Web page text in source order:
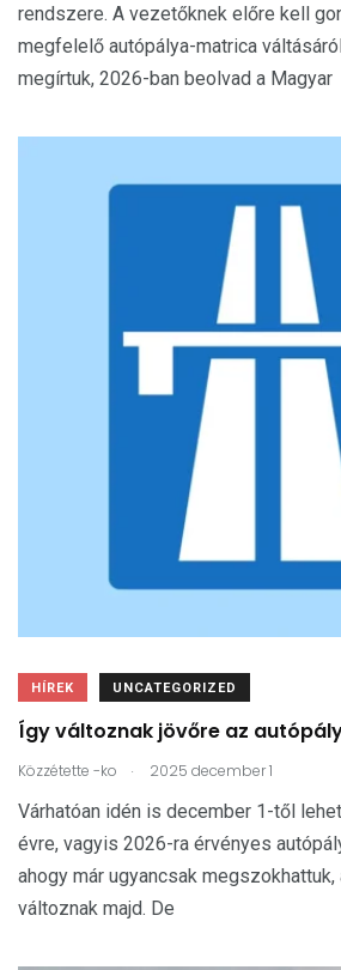
rendszere. A vezetőknek előre kell
megfelelő autópálya-matrica
megírtuk, 2026-ban beolvad a Magyar
HÍREK UNCATEGORIZED
Így változnak jövőre az
Közzétette -ko . 2025 december 1
Várhatóan idén is december 1-től
évre, vagyis 2026-ra érvényes
ahogy már ugyancsak
változnak majd. De